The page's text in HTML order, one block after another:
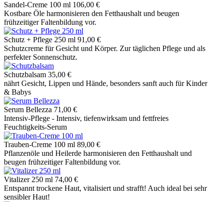
Sandel-Creme 100 ml 106,00 €
Kostbare Öle harmonisieren den Fetthaushalt und beugen
frühzeitiger Faltenbildung vor.
Schutz + Pflege 250 ml 91,00 €
Schutzcreme für Gesicht und Körper. Zur täglichen Pflege und als
perfekter Sonnenschutz.
Schutzbalsam 35,00 €
nährt Gesicht, Lippen und Hände, besonders sanft auch für Kinder
& Babys
Serum Bellezza 71,00 €
Intensiv-Pflege - Intensiv, tiefenwirksam und fettfreies
Feuchtigkeits-Serum
Trauben-Creme 100 ml 89,00 €
Pflanzenöle und Heilerde harmonisieren den Fetthaushalt und
beugen frühzeitiger Faltenbildung vor.
Vitalizer 250 ml 74,00 €
Entspannt trockene Haut, vitalisiert und strafft! Auch ideal bei sehr
sensibler Haut!